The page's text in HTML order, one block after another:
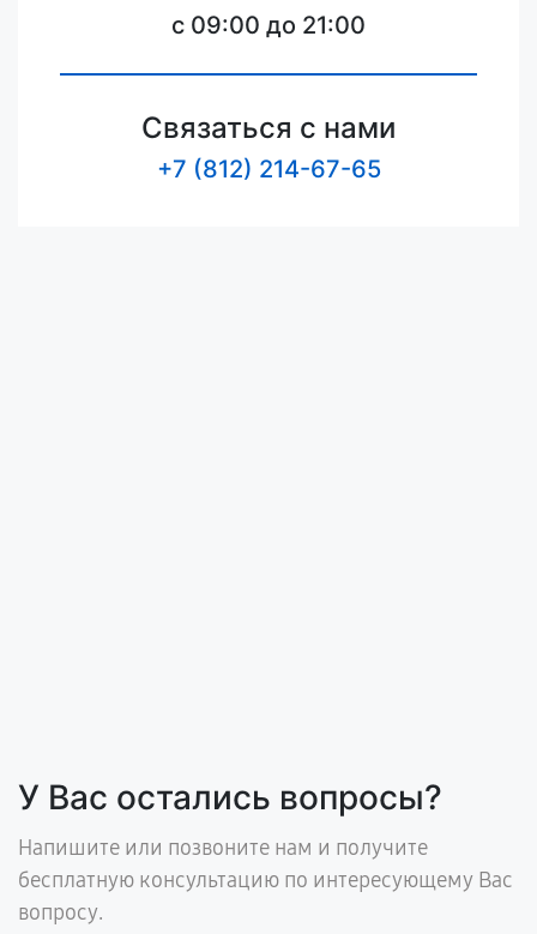
c 09:00 до 21:00
Связаться с нами
+7 (812) 214-67-65
У Вас остались вопросы?
Напишите или позвоните нам и получите
бесплатную консультацию по интересующему Вас
вопросу.